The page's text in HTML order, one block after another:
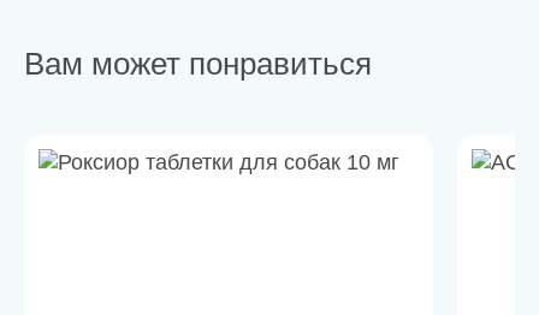
Вам может понравиться